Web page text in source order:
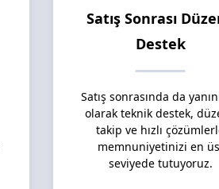
Satış Sonrası
Destek
Satış sonrasında da
olarak teknik destek,
takip ve hızlı
memnuniyetinizi en
seviyede tutuyoruz.